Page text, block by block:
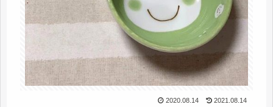
2020.08.14 2021.08.14